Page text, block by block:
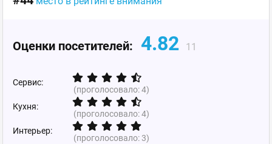
Оценки посетителей: 4.82 11
Сервис:
(проголосовало:4)
Кухня:
(проголосовало:4)
Интерьер:
(проголосовало:3)